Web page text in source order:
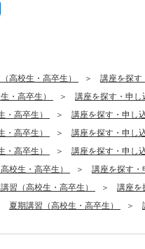
高校生・高卒生） 講座を探す
・高卒生） 講座を探す・申し
・高卒生） 講座を探す・申し
・高卒生） 講座を探す・申し
・高卒生） 講座を探す・申し
校生・高卒生） 講座を探す・
習（高校生・高卒生） 講座を
夏期講習（高校生・高卒生）